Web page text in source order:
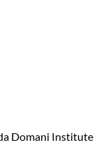
Domani Institute